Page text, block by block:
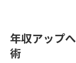
年収アップ
術